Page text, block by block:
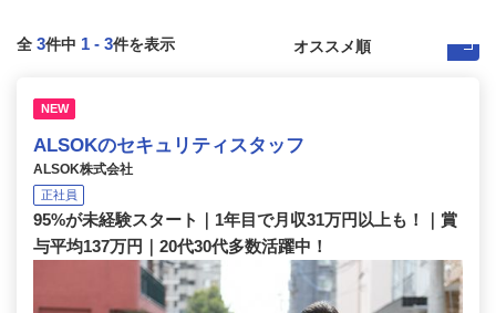
全 3件中 1 - 3件を表示
NEW
ALSOKのセキュリティスタッフ
ALSOK株式会社
正社員
95%が未経験スタート｜1年目で月収31万円以上も！｜賞
与平均137万円｜20代30代多数活躍中！